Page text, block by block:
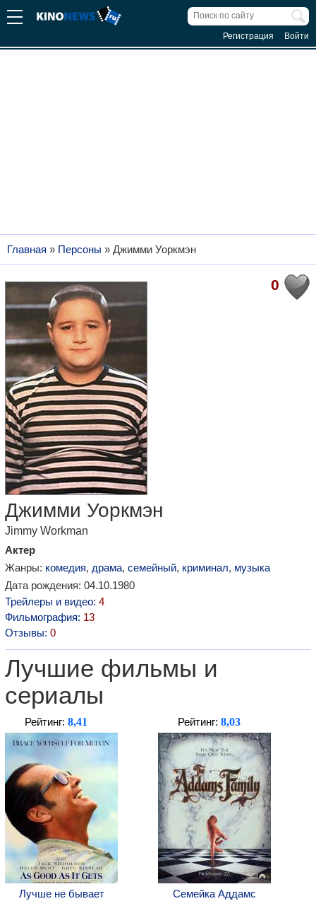
Регистрация Войти
Главная » Персоны » Джимми Уоркмэн
0
Джимми Уоркмэн
Jimmy Workman
Актер
Жанры: комедия, драма, семейный, криминал, музыка
Дата рождения: 04.10.1980
Трейлеры и видео: 4
Фильмография: 13
Отзывы: 0
Лучшие фильмы и
сериалы
Рейтинг: 8,41
Лучше не бывает
Рейтинг: 8,03
Семейка Аддамс